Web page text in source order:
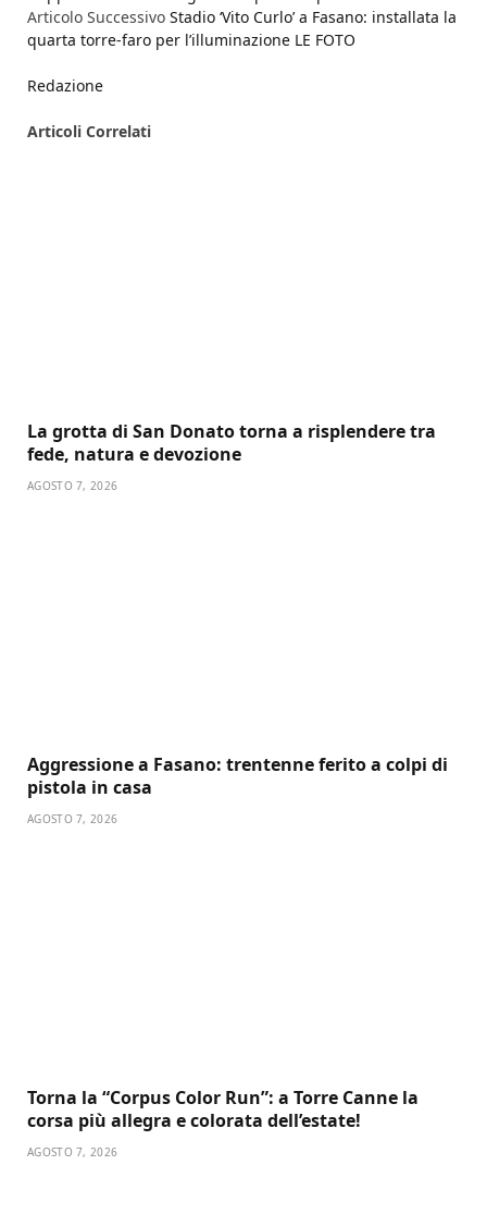
Articolo Successivo Stadio ‘Vito Curlo’ a Fasano: installata la
quarta torre-faro per l’illuminazione LE FOTO
Redazione
Articoli Correlati
La grotta di San Donato torna a risplendere tra
fede, natura e devozione
AGOSTO 7, 2026
Aggressione a Fasano: trentenne ferito a colpi di
pistola in casa
AGOSTO 7, 2026
Torna la “Corpus Color Run”: a Torre Canne la
corsa più allegra e colorata dell’estate!
AGOSTO 7, 2026